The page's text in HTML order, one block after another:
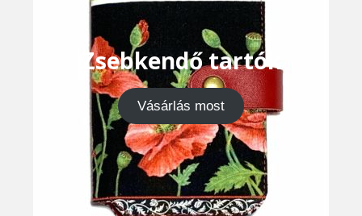
Zsebkendő tartók
Vásárlás most